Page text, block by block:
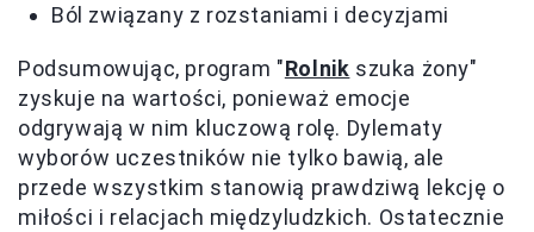
Ból związany z rozstaniami i decyzjami
Podsumowując, program "Rolnik szuka żony"
zyskuje na wartości, ponieważ emocje
odgrywają w nim kluczową rolę. Dylematy
wyborów uczestników nie tylko bawią, ale
przede wszystkim stanowią prawdziwą lekcję o
miłości i relacjach międzyludzkich. Ostatecznie